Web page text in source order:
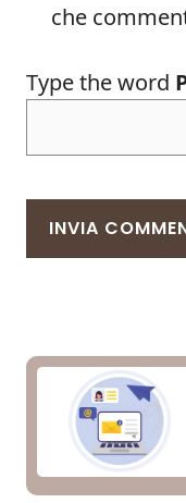
che
Type the word